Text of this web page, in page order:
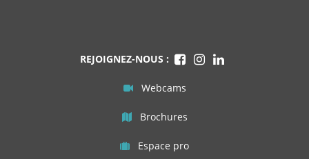
REJOIGNEZ-NOUS :
Webcams
Brochures
Espace pro